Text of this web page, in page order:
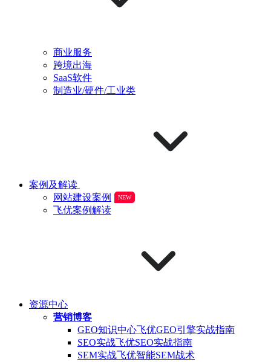
商业服务
跨境出海
SaaS软件
制造业/硬件/工业类
案例及解读
网站建设案例
NEW
飞优案例解读
资源中心
营销博客
GEO知识中心飞优GEO引擎实战指南
SEO实战飞优SEO实战指南
SEM实战飞优智能SEM战术